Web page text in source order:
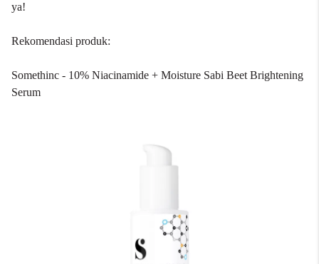
ya!
Rekomendasi produk:
Somethinc - 10% Niacinamide + Moisture Sabi Beet Brightening
Serum